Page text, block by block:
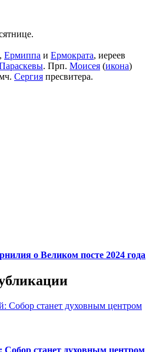
Ермиппа и Ермократа, иереев
. Прп. Моисея (икона)
Сергия пресвитера.
о Великом посте 2024 года